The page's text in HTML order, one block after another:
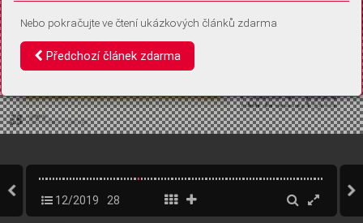
12/2019 28
Nebo pokračujte ve čtení ukázkových článků zdarma
Předchozí článek zdarma